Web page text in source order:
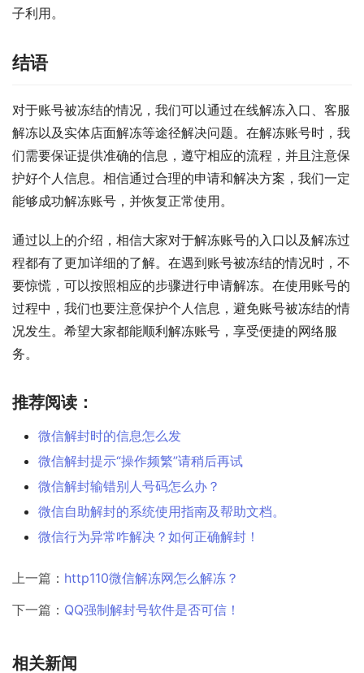
子利用。
结语
对于账号被冻结的情况，我们可以通过在线解冻入口、客服
解冻以及实体店面解冻等途径解决问题。在解冻账号时，我
们需要保证提供准确的信息，遵守相应的流程，并且注意保
护好个人信息。相信通过合理的申请和解决方案，我们一定
能够成功解冻账号，并恢复正常使用。
通过以上的介绍，相信大家对于解冻账号的入口以及解冻过
程都有了更加详细的了解。在遇到账号被冻结的情况时，不
要惊慌，可以按照相应的步骤进行申请解冻。在使用账号的
过程中，我们也要注意保护个人信息，避免账号被冻结的情
况发生。希望大家都能顺利解冻账号，享受便捷的网络服
务。
推荐阅读：
微信解封时的信息怎么发
微信解封提示“操作频繁”请稍后再试
微信解封输错别人号码怎么办？
微信自助解封的系统使用指南及帮助文档。
微信行为异常咋解决？如何正确解封！
上一篇： http110微信解冻网怎么解冻？
下一篇： QQ强制解封号软件是否可信！
相关新闻